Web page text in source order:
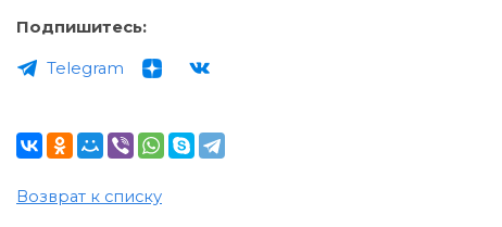
Подпишитесь:
Telegram
Возврат к списку